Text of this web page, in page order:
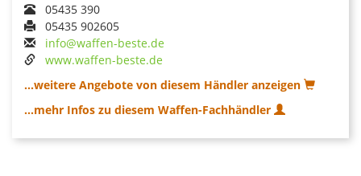
05435 390
05435 902605
info@waffen-beste.de
www.waffen-beste.de
...weitere Angebote von diesem Händler anzeigen
...mehr Infos zu diesem Waffen-Fachhändler